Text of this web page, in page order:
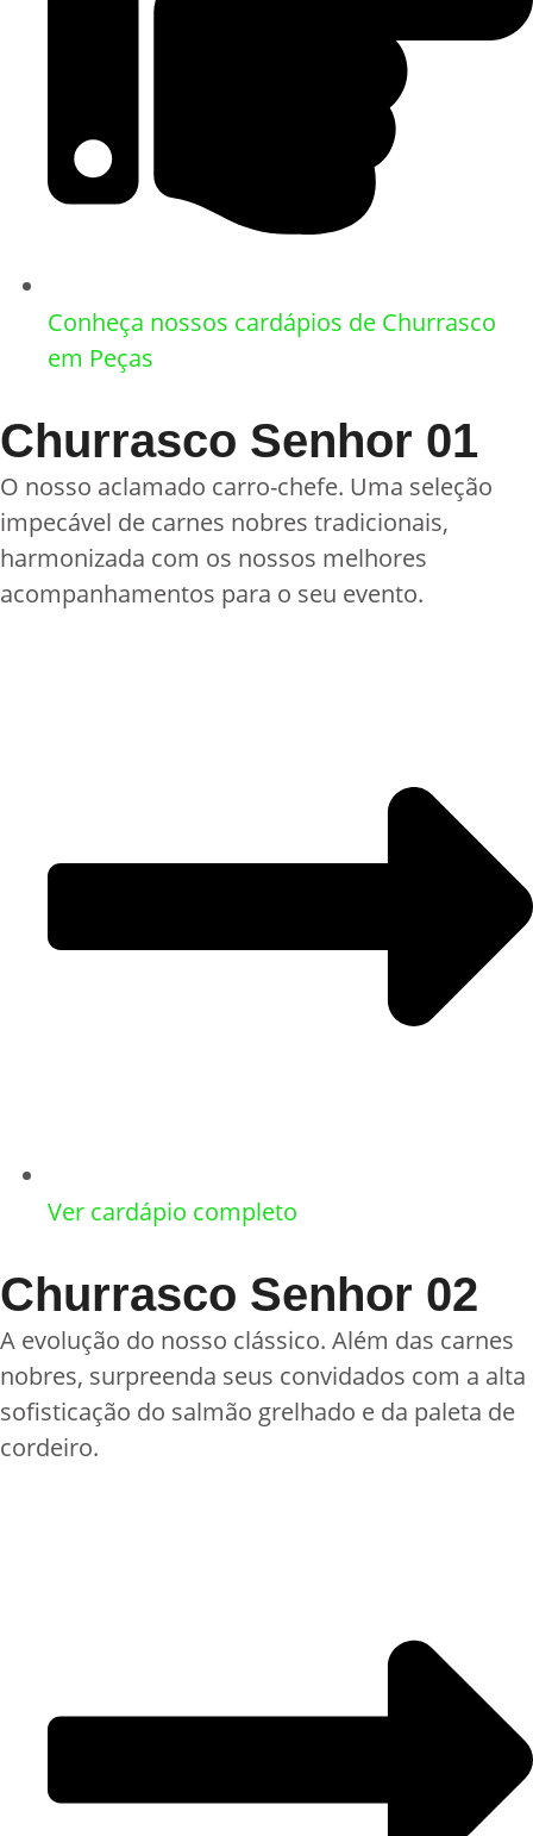
Conheça nossos cardápios de Churrasco
em Peças
Churrasco Senhor 01
O nosso aclamado carro-chefe. Uma seleção
impecável de carnes nobres tradicionais,
harmonizada com os nossos melhores
acompanhamentos para o seu evento.
Ver cardápio completo
Churrasco Senhor 02
A evolução do nosso clássico. Além das carnes
nobres, surpreenda seus convidados com a alta
sofisticação do salmão grelhado e da paleta de
cordeiro.